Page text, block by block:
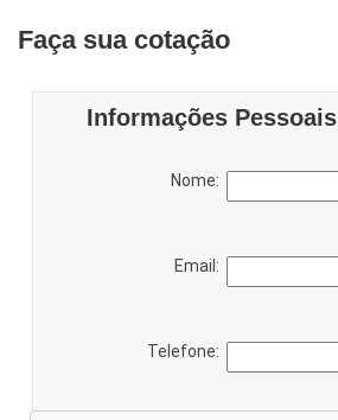
Faça sua cotação
Informações Pessoais
Nome:
Email:
Telefone: